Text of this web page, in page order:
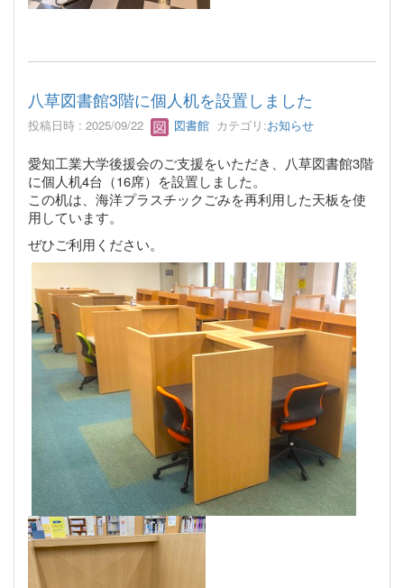
八草図書館3階に個人机を設置しました
投稿日時 : 2025/09/22 図書館 カテゴリ:お知らせ
愛知工業大学後援会のご支援をいただき、八草図書館3階
に個人机4台（16席）を設置しました。
この机は、海洋プラスチックごみを再利用した天板を使
用しています。
ぜひご利用ください。